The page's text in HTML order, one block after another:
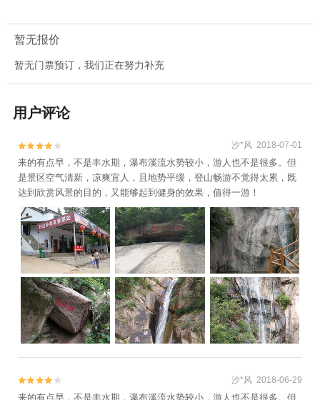
暂无报价
暂无门票预订，我们正在努力补充
用户评论

 沙*风 2018-07-01
来的有点早，不是丰水期，瀑布溪流水势较小，游人也不是很多。但
是景区空气清新，凉爽宜人，且地势平缓，登山畅游不觉得太累，既
达到欣赏风景的目的，又能够起到健身的效果，值得一游！

 沙*风 2018-06-29
来的有点早，不是丰水期，瀑布溪流水势较小，游人也不是很多。但